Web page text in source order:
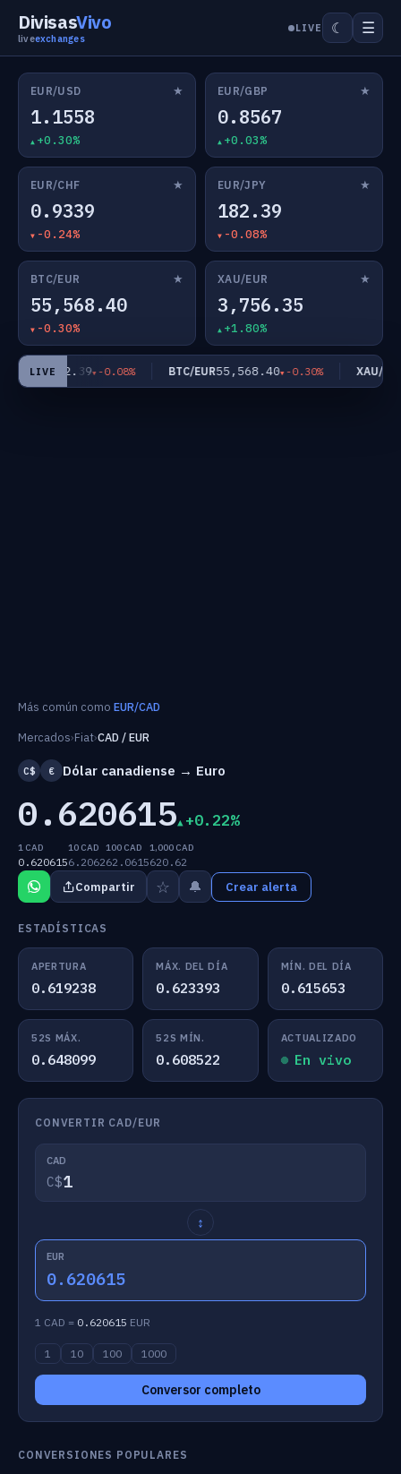
DivisasVivo
liveexchanges
LIVE ☾ ☰
EUR/USD ★
1.1558
+0.30%
EUR/GBP ★
0.8567
+0.03%
EUR/CHF ★
0.9339
-0.24%
EUR/JPY ★
182.39
-0.08%
BTC/EUR ★
55,568.40
-0.30%
XAU/EUR ★
3,756.35
+1.80%
LIVE
JPY182.39 -0.08% BTC/EUR55,568.40 -0.30% XAU/EUR
Más común como EUR/CAD
Mercados›Fiat›CAD / EUR
C$ € Dólar canadiense → Euro
0.620615 +0.22%
1 CAD
0.620615
10 CAD
6.2062
100 CAD
62.0615
1,000 CAD
620.62
Compartir ☆ 🔔 Crear alerta
ESTADÍSTICAS
APERTURA
0.619238
MÁX. DEL DÍA
0.623393
MÍN. DEL DÍA
0.615653
52S MÁX.
0.648099
52S MÍN.
0.608522
ACTUALIZADO
En vivo
CONVERTIR CAD/EUR
CAD
C$
↕
EUR
0.620615
1 CAD = 0.620615 EUR
1 10 100 1000
Conversor completo
CONVERSIONES POPULARES